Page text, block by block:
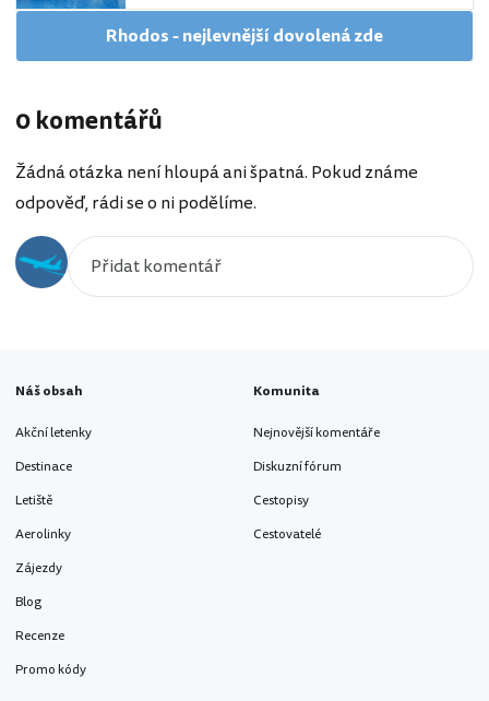
Rhodos - nejlevnější dovolená zde
0 komentářů
Žádná otázka není hloupá ani špatná. Pokud známe
odpověď, rádi se o ni podělíme.
Náš obsah
Akční letenky
Destinace
Letiště
Aerolinky
Zájezdy
Blog
Recenze
Promo kódy
Komunita
Nejnovější komentáře
Diskuzní fórum
Cestopisy
Cestovatelé